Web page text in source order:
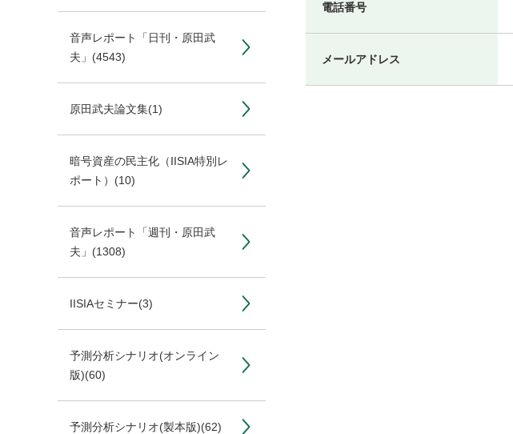
音声レポート「日刊・原田武
夫」 (4543)
原田武夫論文集(1)
暗号資産の民主化（IISIA特別レ
ポート） (10)
音声レポート「週刊・原田武
夫」 (1308)
IISIAセミナー(3)
予測分析シナリオ(オンライン
版)(60)
予測分析シナリオ(製本版)(62)
電話番号
メールアドレス